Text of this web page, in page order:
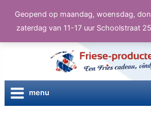
Geopend op maandag, woensdag,
zaterdag van 11-17 uur Schoolstraat
inhoud
menu